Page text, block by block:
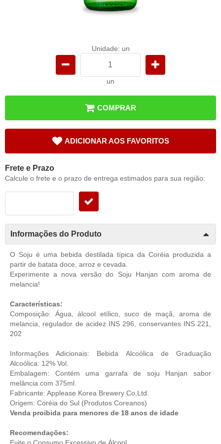
Unidade: un
un
COMPRAR
ADICIONAR AOS FAVORITOS
Frete e Prazo
Calcule o frete e o prazo de entrega estimados para sua região:
Informações do Produto
O Soju é uma bebida destilada típica da Coréia produzida a
partir de batata doce, arroz e cevada.
Experimente a nova versão do Soju Hanjan com aroma de
melancia!
Características:
Composição: Água, álcool etílico, suco de maçã, aroma de
melancia, regulador de acidez INS 296, conservantes INS 221,
202
Informações Adicionais: Bebida Alcoólica de Graduação
Alcoólica: 12% Vol.
Embalagem: Contém uma garrafa de soju Hanjan sabor
melância com 375ml.
Fabricante: Applease Korea Brewery Co,Ltd.
Origem: Coréia do Sul (Produtos Coreanos)
Venda proibida para menores de 18 anos de idade
Recomendações:
Evite o Consumo Excessivo de Álcool.